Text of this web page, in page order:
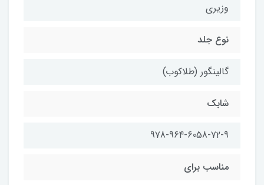
وزيري
نوع جلد
گالينگور (طلاكوب)
شابك
978-964-6058-72-9
مناسب براي